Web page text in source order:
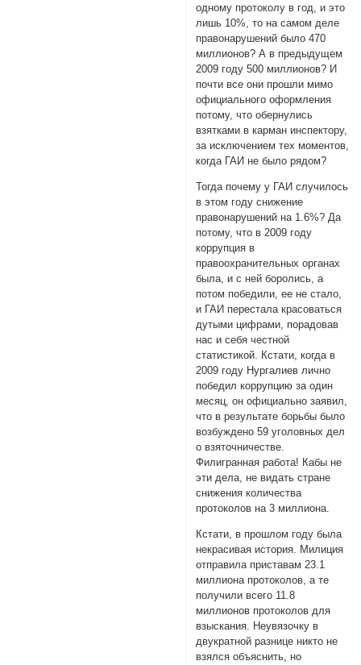
одному протоколу в год, и это
лишь 10%, то на самом деле
правонарушений было 470
миллионов? А в предыдущем
2009 году 500 миллионов? И
почти все они прошли мимо
официального оформления
потому, что обернулись
взятками в карман инспектору,
за исключением тех моментов,
когда ГАИ не было рядом?
Тогда почему у ГАИ случилось
в этом году снижение
правонарушений на 1.6%? Да
потому, что в 2009 году
коррупция в
правоохранительных органах
была, и с ней боролись, а
потом победили, ее не стало,
и ГАИ перестала красоваться
дутыми цифрами, порадовав
нас и себя честной
статистикой. Кстати, когда в
2009 году Нургалиев лично
победил коррупцию за один
месяц, он официально заявил,
что в результате борьбы было
возбуждено 59 уголовных дел
о взяточничестве.
Филигранная работа! Кабы не
эти дела, не видать стране
снижения количества
протоколов на 3 миллиона.
Кстати, в прошлом году была
некрасивая история. Милиция
отправила приставам 23.1
миллиона протоколов, а те
получили всего 11.8
миллионов протоколов для
взыскания. Неувязочку в
двукратной разнице никто не
взялся объяснить, но